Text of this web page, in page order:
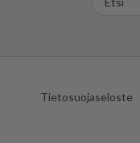
Tietosuojaseloste